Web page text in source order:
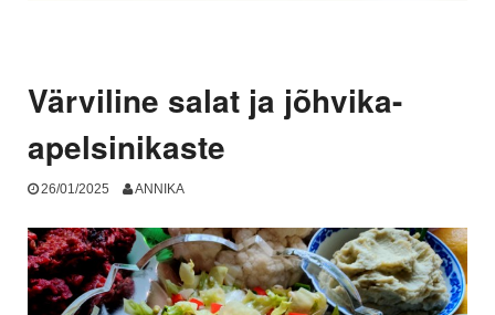
Värviline salat ja jõhvika-
apelsinikaste
26/01/2025 ANNIKA